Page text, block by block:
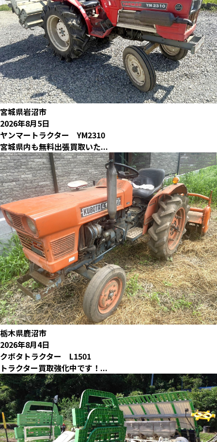
宮城県岩沼市
2026年8月5日
ヤンマートラクター YM2310
宮城県内も無料出張買取いた...
栃木県鹿沼市
2026年8月4日
クボタトラクター L1501
トラクター買取強化中です！...